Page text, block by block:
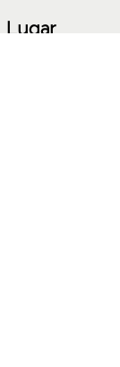
Lugar